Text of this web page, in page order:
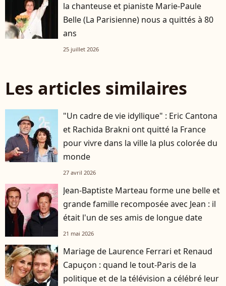
la chanteuse et pianiste Marie-Paule
Belle (La Parisienne) nous a quittés à 80
ans
25 juillet 2026
Les articles similaires
"Un cadre de vie idyllique" : Eric Cantona
et Rachida Brakni ont quitté la France
pour vivre dans la ville la plus colorée du
monde
27 avril 2026
Jean-Baptiste Marteau forme une belle et
grande famille recomposée avec Jean : il
était l'un de ses amis de longue date
21 mai 2026
Mariage de Laurence Ferrari et Renaud
Capuçon : quand le tout-Paris de la
politique et de la télévision a célébré leur